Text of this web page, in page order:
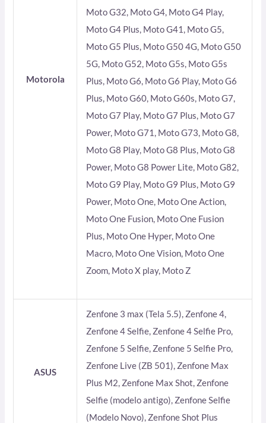
Motorola
Moto G32, Moto G4, Moto G4 Play,
Moto G4 Plus, Moto G41, Moto G5,
Moto G5 Plus, Moto G50 4G, Moto G50
5G, Moto G52, Moto G5s, Moto G5s
Plus, Moto G6, Moto G6 Play, Moto G6
Plus, Moto G60, Moto G60s, Moto G7,
Moto G7 Play, Moto G7 Plus, Moto G7
Power, Moto G71, Moto G73, Moto G8,
Moto G8 Play, Moto G8 Plus, Moto G8
Power, Moto G8 Power Lite, Moto G82,
Moto G9 Play, Moto G9 Plus, Moto G9
Power, Moto One, Moto One Action,
Moto One Fusion, Moto One Fusion
Plus, Moto One Hyper, Moto One
Macro, Moto One Vision, Moto One
Zoom, Moto X play, Moto Z
ASUS
Zenfone 3 max (Tela 5.5), Zenfone 4,
Zenfone 4 Selfie, Zenfone 4 Selfie Pro,
Zenfone 5 Selfie, Zenfone 5 Selfie Pro,
Zenfone Live (ZB 501), Zenfone Max
Plus M2, Zenfone Max Shot, Zenfone
Selfie (modelo antigo), Zenfone Selfie
(Modelo Novo), Zenfone Shot Plus